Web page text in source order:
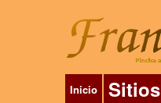
Inicio Sitios